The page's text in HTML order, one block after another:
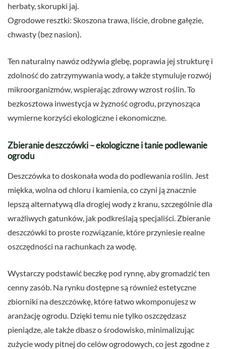
herbaty, skorupki jaj.
Ogrodowe resztki: Skoszona trawa, liście, drobne gałęzie,
chwasty (bez nasion).
Ten naturalny nawóz odżywia glebę, poprawia jej strukturę i
zdolność do zatrzymywania wody, a także stymuluje rozwój
mikroorganizmów, wspierając zdrowy wzrost roślin. To
bezkosztowa inwestycja w żyzność ogrodu, przynosząca
wymierne korzyści ekologiczne i ekonomiczne.
Zbieranie deszczówki – ekologiczne i tanie podlewanie
ogrodu
Deszczówka to doskonała woda do podlewania roślin. Jest
miękka, wolna od chloru i kamienia, co czyni ją znacznie
lepszą alternatywą dla drogiej wody z kranu, szczególnie dla
wrażliwych gatunków, jak podkreślają specjaliści. Zbieranie
deszczówki to proste rozwiązanie, które przyniesie realne
oszczędności na rachunkach za wodę.
Wystarczy podstawić beczkę pod rynnę, aby gromadzić ten
cenny zasób. Na rynku dostępne są również estetyczne
zbiorniki na deszczówkę, które łatwo wkomponujesz w
aranżację ogrodu. Dzięki temu nie tylko oszczędzasz
pieniądze, ale także dbasz o środowisko, minimalizując
zużycie wody pitnej do celów ogrodowych, co jest zgodne z